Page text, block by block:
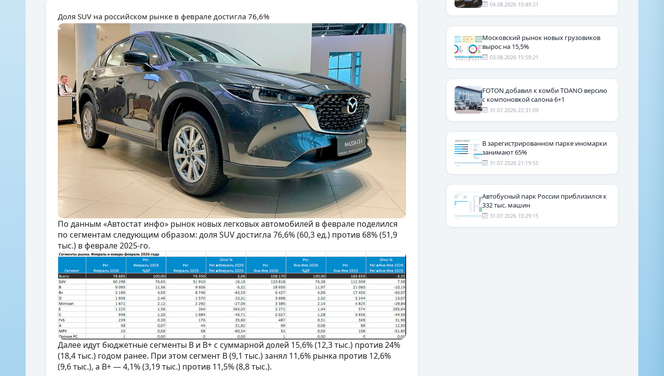
Доля SUV на российском рынке в феврале достигла 76,6%
По данным «Автостат инфо» рынок новых легковых автомобилей в феврале поделился
по сегментам следующим образом: доля SUV достигла 76,6% (60,3 ед.) против 68% (51,9
тыс.) в феврале 2025-го.
Далее идут бюджетные сегменты B и B+ с суммарной долей 15,6% (12,3 тыс.) против 24%
(18,4 тыс.) годом ранее. При этом сегмент В (9,1 тыс.) занял 11,6% рынка против 12,6%
(9,6 тыс.), а B+ — 4,1% (3,19 тыс.) против 11,5% (8,8 тыс.).
04.08.2026 10:49:21
Московский рынок новых грузовиков
вырос на 15,5%
03.08.2026 15:59:21
FOTON добавил к комби TOANO версию
с компоновкой салона 6+1
31.07.2026 22:31:09
В зарегистрированном парке иномарки
занимают 65%
31.07.2026 21:19:55
Автобусный парк России приблизился к
332 тыс. машин
31.07.2026 10:29:15